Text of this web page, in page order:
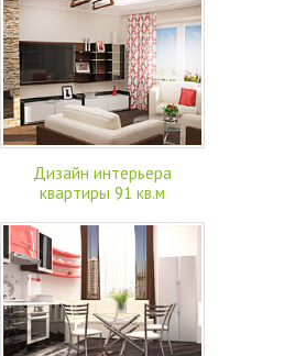
Дизайн интерьера
квартиры 91 кв.м